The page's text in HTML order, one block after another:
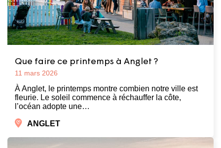
Que faire ce printemps à Anglet ?
11 mars 2026
À Anglet, le printemps montre combien notre ville est
fleurie. Le soleil commence à réchauffer la côte,
l’océan adopte une…
ANGLET